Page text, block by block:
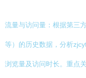
流量与访问量：根据第三
等）的历史数据，分析
浏览量及访问时长。重点